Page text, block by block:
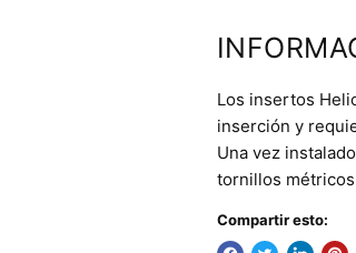
Los insertos
inserción y
Una vez
tornillos
Compartir esto: